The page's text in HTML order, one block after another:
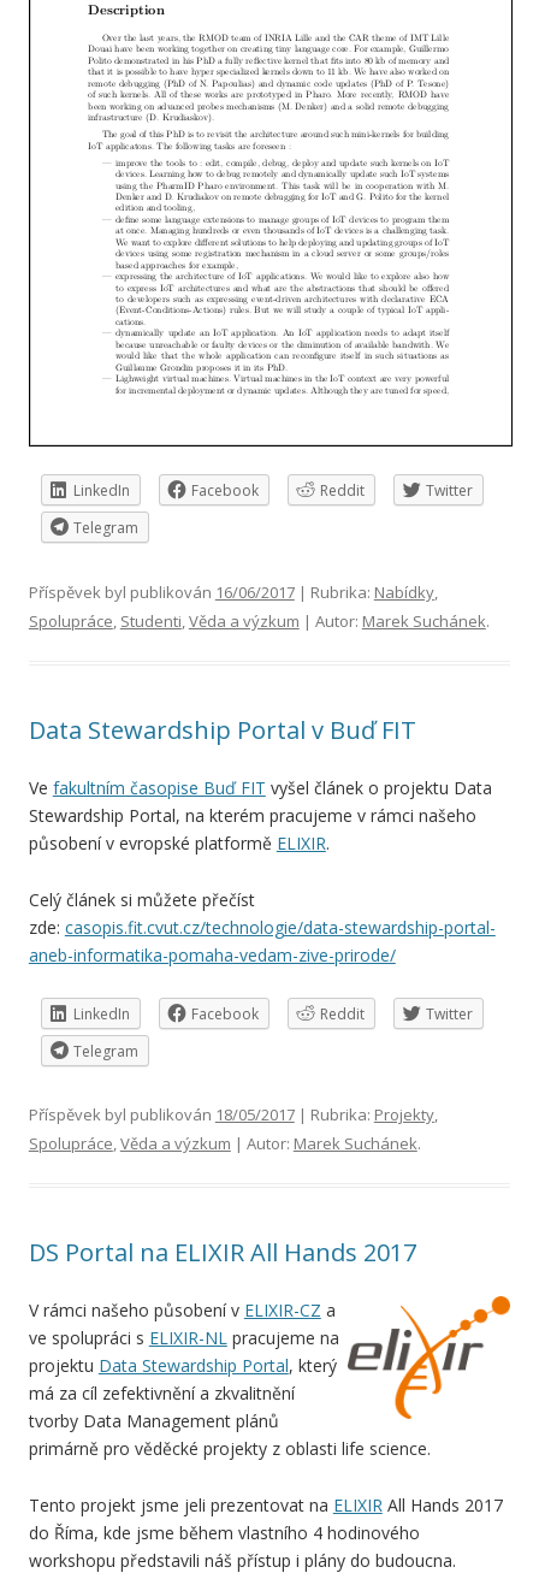
LinkedIn Facebook Reddit
Twitter
Telegram
Příspěvek byl publikován 16/06/2017| Rubrika: Nabídky,
Spolupráce, Studenti,Věda a výzkum | Autor: Marek Suchánek.
Data Stewardship Portal v Buď FIT
Ve fakultním časopise Buď FIT vyšel článek o projektu Data
Stewardship Portal, na kterém pracujeme v rámci našeho
působení v evropské platformě ELIXIR.
Celý článek si můžete přečíst
zde: casopis.fit.cvut.cz/technologie/data-stewardship-portal-
aneb-informatika-pomaha-vedam-zive-prirode/
LinkedIn Facebook Reddit
Twitter
Telegram
Příspěvek byl publikován 18/05/2017| Rubrika: Projekty,
Spolupráce,Věda a výzkum | Autor: Marek Suchánek.
DS Portal na ELIXIR All Hands 2017
V rámci našeho působení v ELIXIR-CZ a
ve spolupráci s ELIXIR-NLpracujeme na
projektu Data Stewardship Portal, který
má za cíl zefektivnění a zkvalitnění
tvorby Data Management plánů
primárně pro věděcké projekty z oblasti life science.
Tento projekt jsme jeli prezentovat na ELIXIRAll Hands 2017
do Říma, kde jsme během vlastního 4 hodinového
workshopu představili náš přístup i plány do budoucna.